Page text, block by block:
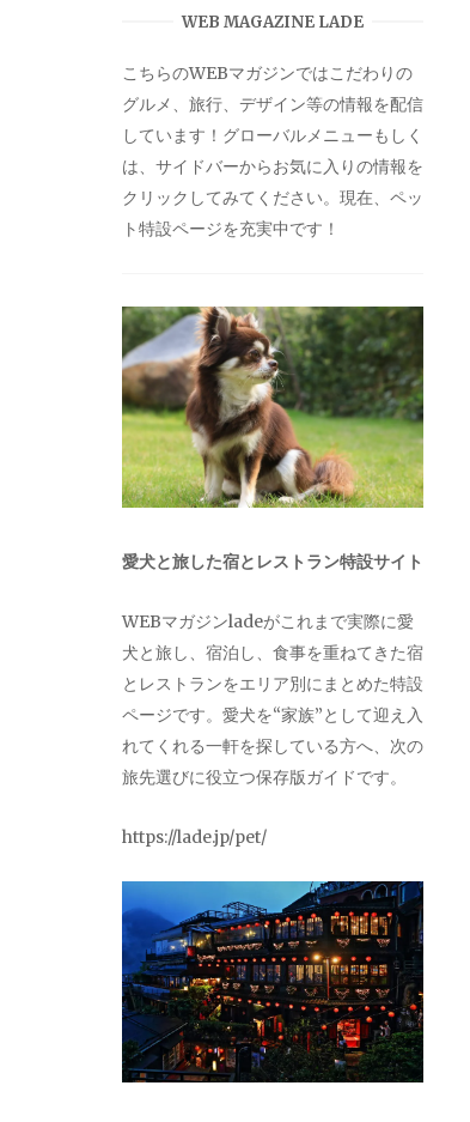
WEB MAGAZINE LADE
こちらのWEBマガジンではこだわりの
グルメ、旅行、デザイン等の情報を配信
しています！グローバルメニューもしく
は、サイドバーからお気に入りの情報を
クリックしてみてください。現在、ペッ
ト特設ページを充実中です！
愛犬と旅した宿とレストラン特設サイト
WEBマガジンladeがこれまで実際に愛
犬と旅し、宿泊し、食事を重ねてきた宿
とレストランをエリア別にまとめた特設
ページです。愛犬を“家族”として迎え入
れてくれる一軒を探している方へ、次の
旅先選びに役立つ保存版ガイドです。
https://lade.jp/pet/